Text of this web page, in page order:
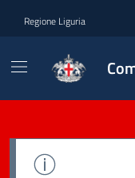
Regione Liguria